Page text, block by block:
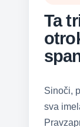
Ta
Sinoči,
sva